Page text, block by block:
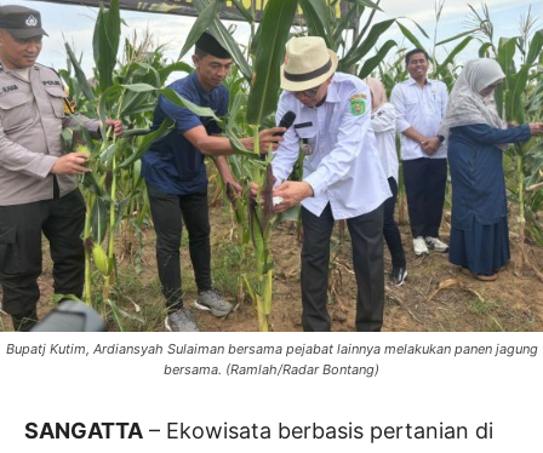
Bupatj Kutim, Ardiansyah Sulaiman bersama pejabat lainnya melakukan panen jagung
bersama. (Ramlah/Radar Bontang)
SANGATTA – Ekowisata berbasis pertanian di